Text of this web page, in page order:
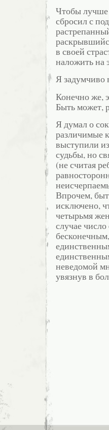
Чтобы лучше
сбросил с
в своей
наложить на
Я задумчиво
Конечно же,
Быть может,
Я думал о
различимые
выступили
судьбы, но
(не считая
Впрочем,
исключено,
четырьмя
случае
неведомой
увязнув в